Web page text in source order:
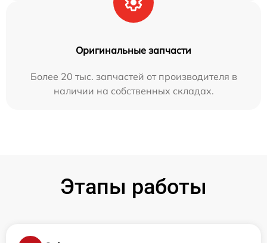
Оригинальные запчасти
Более 20 тыс. запчастей от производителя в
наличии на собственных складах.
Этапы работы